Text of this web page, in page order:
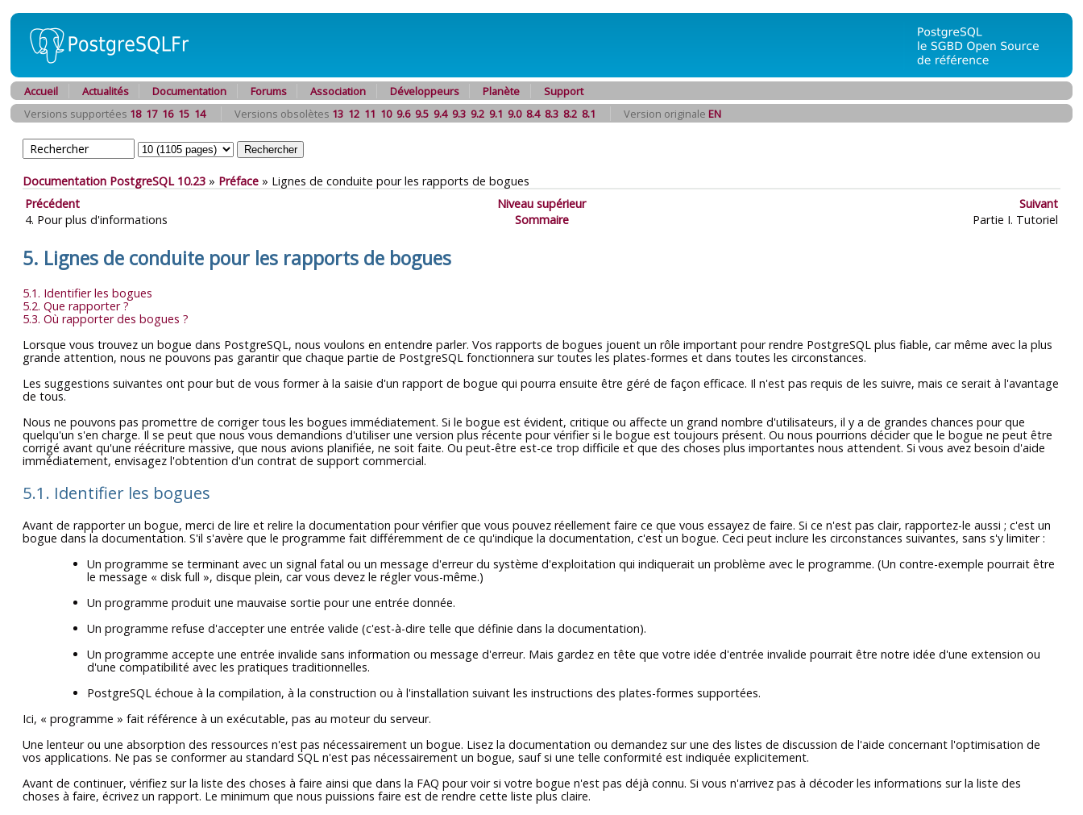
Accueil Actualités Documentation Forums Association Développeurs Planète
Support
Versions supportées 18 17 16 15 14 Versions obsolètes 13 12 11 10 9.6 9.5 9.4 9.3 9.2 9.1 9.0 8.4 8.3 8.2 8.1 Version originale EN
Documentation PostgreSQL 10.23 » Préface » Lignes de conduite pour les rapports de bogues
Précédent
Niveau supérieur
Suivant
4. Pour plus d'informations
Sommaire Partie I. Tutoriel
5. Lignes de conduite pour les rapports de bogues
5.1. Identifier les bogues
5.2. Que rapporter ?
5.3. Où rapporter des bogues ?
Lorsque vous trouvez un bogue dans PostgreSQL, nous voulons en entendre parler. Vos rapports de bogues jouent un rôle important pour rendre PostgreSQL plus fiable, car même avec la plus
grande attention, nous ne pouvons pas garantir que chaque partie de PostgreSQL fonctionnera sur toutes les plates-formes et dans toutes les circonstances.
Les suggestions suivantes ont pour but de vous former à la saisie d'un rapport de bogue qui pourra ensuite être géré de façon efficace. Il n'est pas requis de les suivre, mais ce serait à l'avantage
de tous.
Nous ne pouvons pas promettre de corriger tous les bogues immédiatement. Si le bogue est évident, critique ou affecte un grand nombre d'utilisateurs, il y a de grandes chances pour que
quelqu'un s'en charge. Il se peut que nous vous demandions d'utiliser une version plus récente pour vérifier si le bogue est toujours présent. Ou nous pourrions décider que le bogue ne peut être
corrigé avant qu'une réécriture massive, que nous avions planifiée, ne soit faite. Ou peut-être est-ce trop difficile et que des choses plus importantes nous attendent. Si vous avez besoin d'aide
immédiatement, envisagez l'obtention d'un contrat de support commercial.
5.1. Identifier les bogues
Avant de rapporter un bogue, merci de lire et relire la documentation pour vérifier que vous pouvez réellement faire ce que vous essayez de faire. Si ce n'est pas clair, rapportez-le aussi ; c'est un
bogue dans la documentation. S'il s'avère que le programme fait différemment de ce qu'indique la documentation, c'est un bogue. Ceci peut inclure les circonstances suivantes, sans s'y limiter :
Un programme se terminant avec un signal fatal ou un message d'erreur du système d'exploitation qui indiquerait un problème avec le programme. (Un contre-exemple pourrait être
le message « disk full », disque plein, car vous devez le régler vous-même.)
Un programme produit une mauvaise sortie pour une entrée donnée.
Un programme refuse d'accepter une entrée valide (c'est-à-dire telle que définie dans la documentation).
Un programme accepte une entrée invalide sans information ou message d'erreur. Mais gardez en tête que votre idée d'entrée invalide pourrait être notre idée d'une extension ou
d'une compatibilité avec les pratiques traditionnelles.
PostgreSQL échoue à la compilation, à la construction ou à l'installation suivant les instructions des plates-formes supportées.
Ici, « programme » fait référence à un exécutable, pas au moteur du serveur.
Une lenteur ou une absorption des ressources n'est pas nécessairement un bogue. Lisez la documentation ou demandez sur une des listes de discussion de l'aide concernant l'optimisation de
vos applications. Ne pas se conformer au standard SQL n'est pas nécessairement un bogue, sauf si une telle conformité est indiquée explicitement.
Avant de continuer, vérifiez sur la liste des choses à faire ainsi que dans la FAQ pour voir si votre bogue n'est pas déjà connu. Si vous n'arrivez pas à décoder les informations sur la liste des
choses à faire, écrivez un rapport. Le minimum que nous puissions faire est de rendre cette liste plus claire.